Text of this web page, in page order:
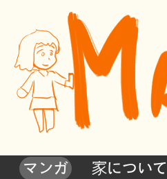
マンガ 家について